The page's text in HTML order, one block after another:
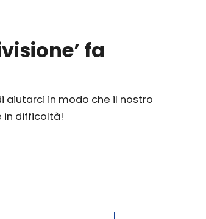
fa
aiutarci in modo che il nostro
in difficoltà!